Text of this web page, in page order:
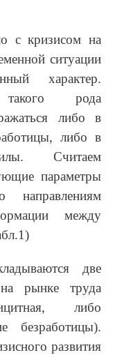
с кризисом на
ситуации
характер.
рода
либо в
либо в
Считаем
параметры
направлениям
между
две
рынке труда
либо
безработицы).
развития